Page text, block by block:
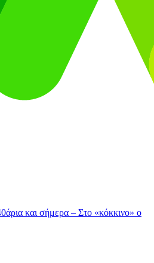
και σήμερα – Στο «κόκκινο» ο